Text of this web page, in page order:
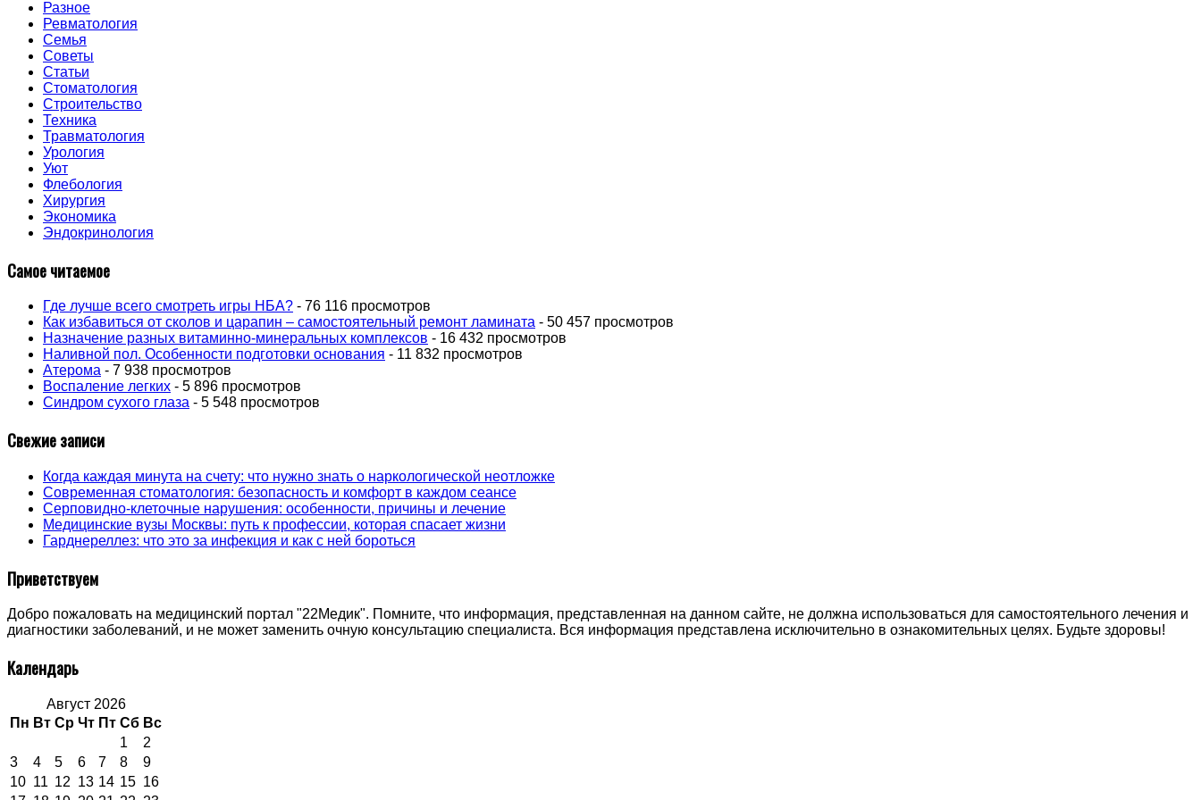
Разное
Ревматология
Семья
Советы
Статьи
Стоматология
Строительство
Техника
Травматология
Урология
Уют
Флебология
Хирургия
Экономика
Эндокринология
Самое читаемое
Где лучше всего смотреть игры НБА? - 76 116 просмотров
Как избавиться от сколов и царапин – самостоятельный ремонт ламината - 50 457 просмотров
Назначение разных витаминно-минеральных комплексов - 16 432 просмотров
Наливной пол. Особенности подготовки основания - 11 832 просмотров
Атерома - 7 938 просмотров
Воспаление легких - 5 896 просмотров
Синдром сухого глаза - 5 548 просмотров
Свежие записи
Когда каждая минута на счету: что нужно знать о наркологической неотложке
Современная стоматология: безопасность и комфорт в каждом сеансе
Серповидно-клеточные нарушения: особенности, причины и лечение
Медицинские вузы Москвы: путь к профессии, которая спасает жизни
Гарднереллез: что это за инфекция и как с ней бороться
Приветствуем
Добро пожаловать на медицинский портал "22Медик". Помните, что информация, представленная на данном сайте, не должна использоваться для самостоятельного лечения и
диагностики заболеваний, и не может заменить очную консультацию специалиста. Вся информация представлена исключительно в ознакомительных целях. Будьте здоровы!
Календарь
Август 2026
Пн Вт Ср Чт Пт Сб Вс
1
2
3
4 5 6 7 8
9
10 11 12 13 14 15 16